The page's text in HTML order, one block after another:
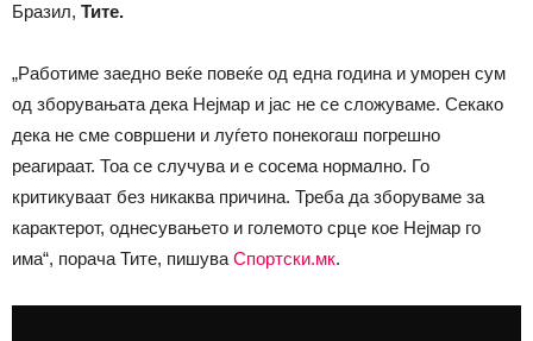
Бразил, Тите.
„Работиме заедно веќе повеќе од една година и уморен сум
од зборувањата дека Нејмар и јас не се сложуваме. Секако
дека не сме совршени и луѓето понекогаш погрешно
реагираат. Тоа се случува и е сосема нормално. Го
критикуваат без никаква причина. Треба да зборуваме за
карактерот, однесувањето и големото срце кое Нејмар го
има“, порача Тите, пишува Спортски.мк.